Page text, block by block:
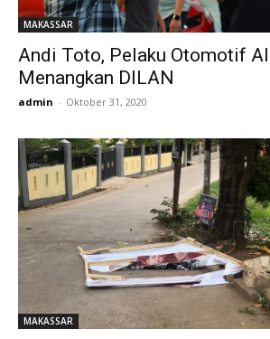
MAKASSAR
Andi Toto, Pelaku Otomotif
Menangkan DILAN
admin - Oktober 31, 2020
MAKASSAR